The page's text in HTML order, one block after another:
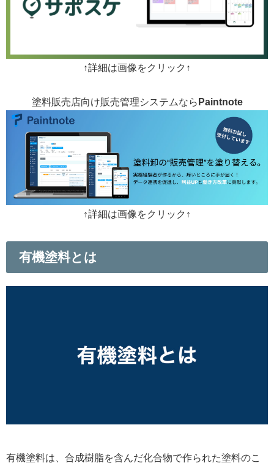
↑詳細は画像をクリック↑
塗料販売店向け販売管理システムなら Paintnote
↑詳細は画像をクリック↑
有機塗料とは
有機塗料は、合成樹脂を含んだ化合物で作られた塗料のこ